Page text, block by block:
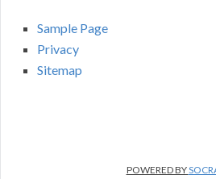
Sample Page
Privacy
Sitemap
POWERED BY